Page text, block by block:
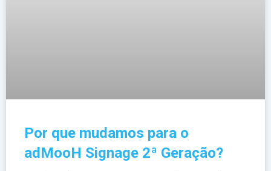
Por que mudamos para o
adMooH Signage 2ª Geração?